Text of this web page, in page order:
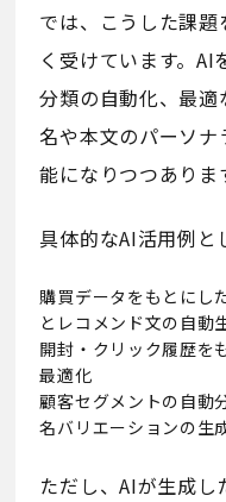
では、こうした課
く受けています。AI
分類の自動化、最
名や本文のパーソ
能になりつつありま
具体的なAI活用例と
購買データをもとにし
とレコメンド文の自動
開封・クリック履歴を
最適化
顧客セグメントの自動
名バリエーションの生
ただし、AIが生成